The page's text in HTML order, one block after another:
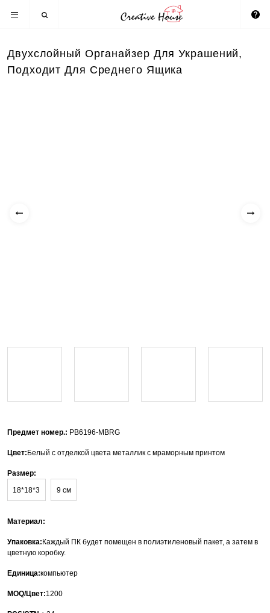
Двухслойный Органайзер Для Украшений,
Подходит Для Среднего Ящика
Предмет номер.: PB6196-MBRG
Цвет: Белый с отделкой цвета металлик с мраморным принтом
Размер:
18*18*3
9 см
Материал:
Упаковка:Каждый ПК будет помещен в полиэтиленовый пакет, а затем в
цветную коробку.
Единица:компьютер
MOQ/Цвет:1200